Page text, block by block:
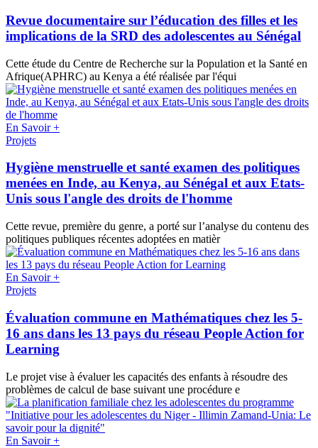
Revue documentaire sur l’éducation des filles et les
implications de la SRD des adolescentes au Sénégal
Cette étude du Centre de Recherche sur la Population et la Santé en
Afrique(APHRC) au Kenya a été réalisée par l'équi
En Savoir +
Projets
Hygiène menstruelle et santé examen des politiques
menées en Inde, au Kenya, au Sénégal et aux Etats-
Unis sous l'angle des droits de l'homme
Cette revue, première du genre, a porté sur l’analyse du contenu des
politiques publiques récentes adoptées en matièr
En Savoir +
Projets
Évaluation commune en Mathématiques chez les 5-
16 ans dans les 13 pays du réseau People Action for
Learning
Le projet vise à évaluer les capacités des enfants à résoudre des
problèmes de calcul de base suivant une procédure e
En Savoir +